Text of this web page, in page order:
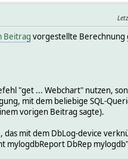
Beitrag vorgestellte Berechnung
"get ... Webchart" nutzen,
mit dem beliebige SQL-
vorigen Beitrag sagte).
mit dem DbLog-device
mylogdbReport DbRep